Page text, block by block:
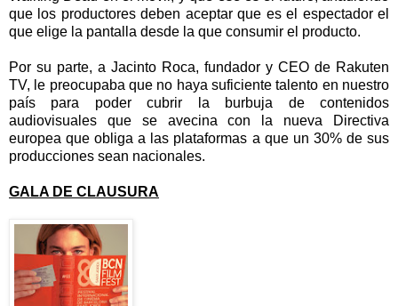
que los productores deben aceptar que es el espectador el
que elige la pantalla desde la que consumir el producto.
Por su parte, a Jacinto Roca, fundador y CEO de Rakuten
TV, le preocupaba que no haya suficiente talento en nuestro
país para poder cubrir la burbuja de contenidos
audiovisuales que se avecina con la nueva Directiva
europea que obliga a las plataformas a que un 30% de sus
producciones sean nacionales.
GALA DE CLAUSURA